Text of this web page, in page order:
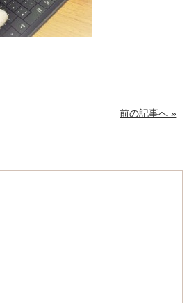
前の記事へ »